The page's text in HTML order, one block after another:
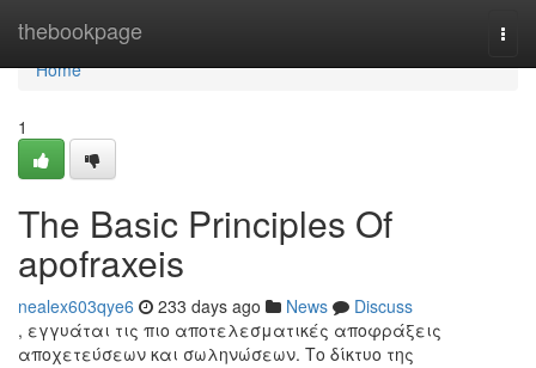
thebookpage
Home
Home
1
The Basic Principles Of
apofraxeis
nealex603qye6 233 days ago News
Discuss
, εγγυάται τις πιο αποτελεσματικές αποφράξεις
αποχετεύσεων και σωληνώσεων. Το δίκτυο της